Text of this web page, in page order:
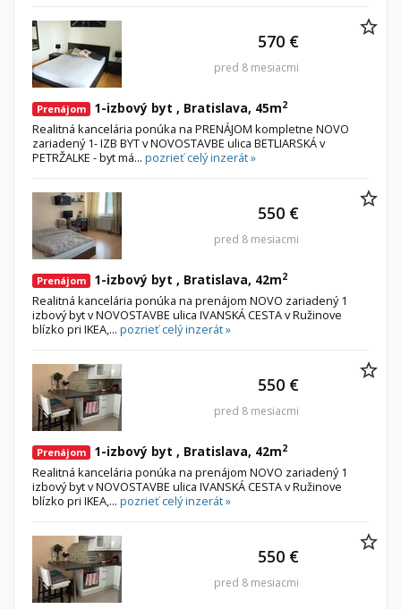
Prenájom 1-izbový byt , Bratislava, 45m2
Realitná kancelária ponúka na PRENÁJOM kompletne NOVO
zariadený 1- IZB BYT v NOVOSTAVBE ulica BETLIARSKÁ v
PETRŽALKE - byt má... pozrieť celý inzerát »
570 €
pred 8 mesiacmi
Prenájom 1-izbový byt , Bratislava, 42m2
Realitná kancelária ponúka na prenájom NOVO zariadený 1
izbový byt v NOVOSTAVBE ulica IVANSKÁ CESTA v Ružinove
blízko pri IKEA,... pozrieť celý inzerát »
550 €
pred 8 mesiacmi
Prenájom 1-izbový byt , Bratislava, 42m2
Realitná kancelária ponúka na prenájom NOVO zariadený 1
izbový byt v NOVOSTAVBE ulica IVANSKÁ CESTA v Ružinove
blízko pri IKEA,... pozrieť celý inzerát »
550 €
pred 8 mesiacmi
550 €
pred 8 mesiacmi